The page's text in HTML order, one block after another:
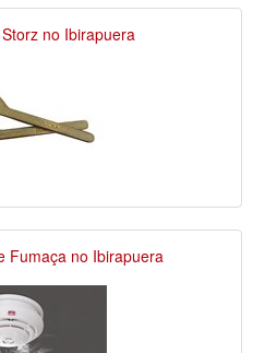
no Ibirapuera
Fumaça no Ibirapuera